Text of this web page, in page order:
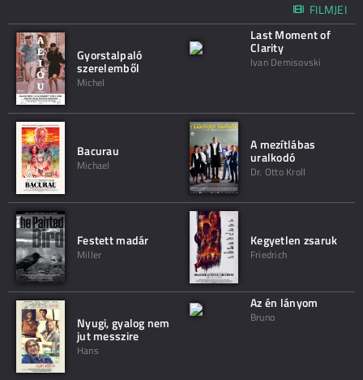
FILMJEI
Gyorstalpaló
szerelemből
Michel
Last Moment of
Clarity
Ivan Demisovski
Bacurau
Michael
A mezítlábas
uralkodó
Dr. Otto Kroll
Festett madár
Miller
Kegyetlen zsaruk
Friedrich
Nyugi, gyalog nem
jut messzire
Hans
Az én lányom
Bruno